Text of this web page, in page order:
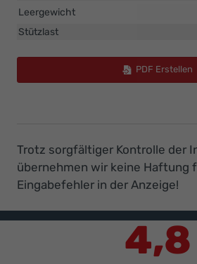
Leergewicht
Stützlast
PDF Erstellen
Trotz sorgfältiger Kontrolle der
übernehmen wir keine Haftung
Eingabefehler in der Anzeige!
4,8